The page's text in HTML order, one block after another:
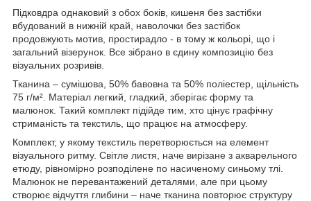
Підковдра однаковий з обох боків, кишеня без застібки
вбудований в нижній край, наволочки без застібок
продовжують мотив, простирадло - в тому ж кольорі, що і
загальний візерунок. Все зібрано в єдину композицію без
візуальних розривів.
Тканина – сумішова, 50% бавовна та 50% поліестер, щільність
75 г/м². Матеріал легкий, гладкий, зберігає форму та
малюнок. Такий комплект підійде тим, хто цінує графічну
стриманість та текстиль, що працює на атмосферу.
Комплект, у якому текстиль перетворюється на елемент
візуального ритму. Світле листя, наче вирізане з акварельного
етюду, рівномірно розподілене по насиченому синьому тлі.
Малюнок не перевантажений деталями, але при цьому
створює відчуття глибини – наче тканина повторює структуру